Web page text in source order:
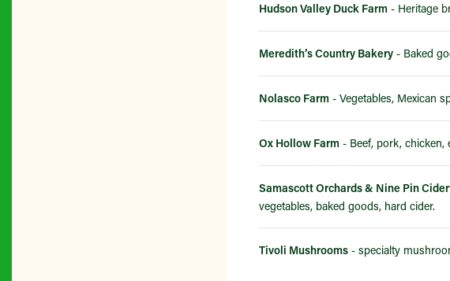
Hudson Valley Duck Farm - Heritage
Meredith’s Country Bakery - Baked
Nolasco Farm - Vegetables, Mexican
Ox Hollow Farm - Beef, pork, chicken,
Samascott Orchards & Nine Pin
vegetables, baked goods, hard cider.
Tivoli Mushrooms - specialty